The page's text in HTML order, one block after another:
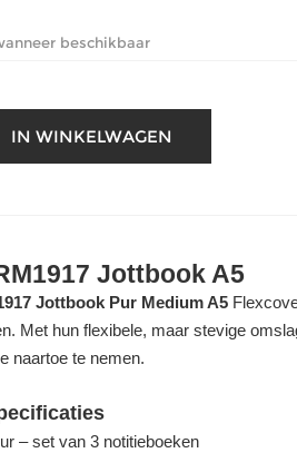
Jottbook A5
Jottbook Pur Medium A5
Met hun flexibele, maar stevige
naartoe te nemen.
– set van 3 notitieboeken